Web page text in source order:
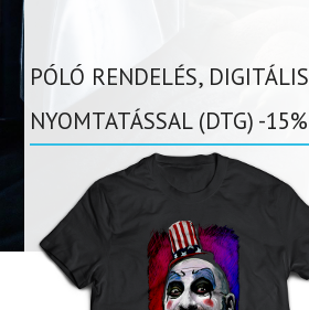
PÓLÓ RENDELÉS, DIGITÁLIS
NYOMTATÁSSAL (DTG) -15%